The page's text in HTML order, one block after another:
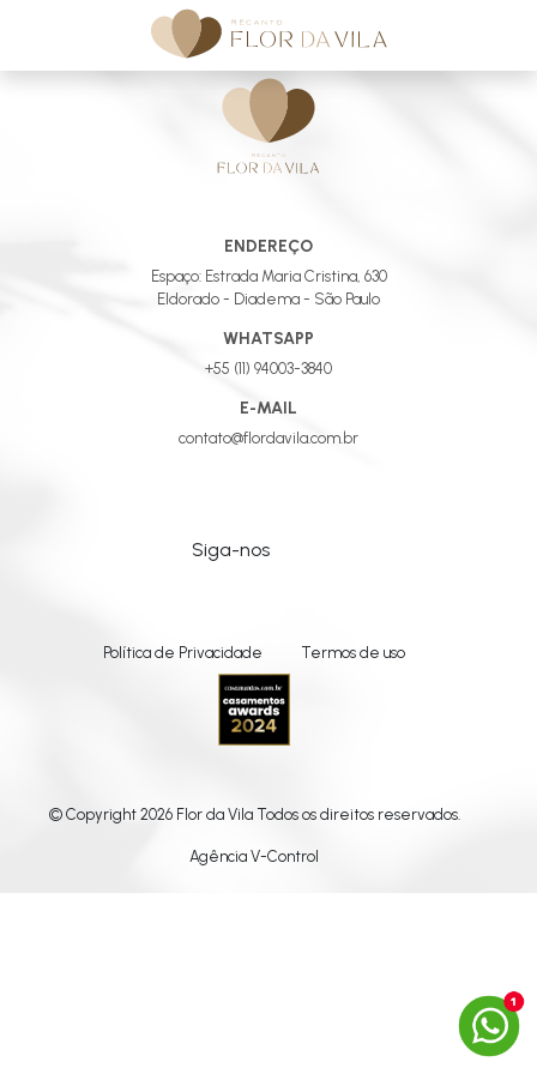
ENDEREÇO
Espaço: Estrada Maria Cristina, 630
Eldorado - Diadema - São Paulo
WHATSAPP
+55 (11) 94003-3840
E-MAIL
contato@flordavila.com.br
Siga-nos
Política de Privacidade Termos de uso
© Copyright 2026 Flor da Vila Todos os direitos reservados.
Agência V-Control